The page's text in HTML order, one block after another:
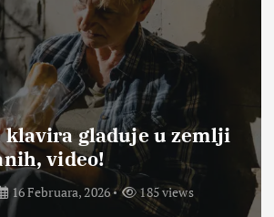
klavira gladuje u zemlji
video!
16 Februara, 2026 185 views